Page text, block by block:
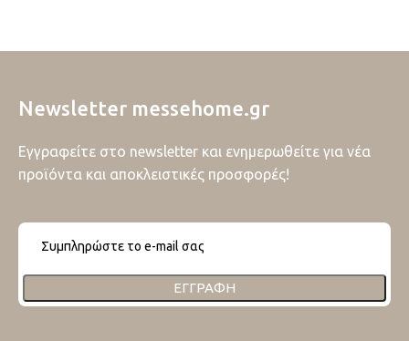
Newsletter messehome.gr
Εγγραφείτε στο newsletter και ενημερωθείτε για νέα
προϊόντα και αποκλειστικές προσφορές!
ΕΓΓΡΑΦΉ